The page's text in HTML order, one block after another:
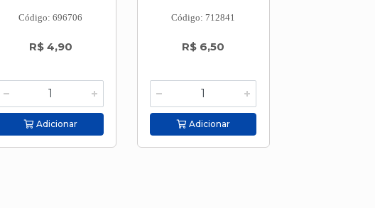
Código: 696706
R$ 4,90
Adicionar
Código: 712841
R$ 6,50
Adicionar